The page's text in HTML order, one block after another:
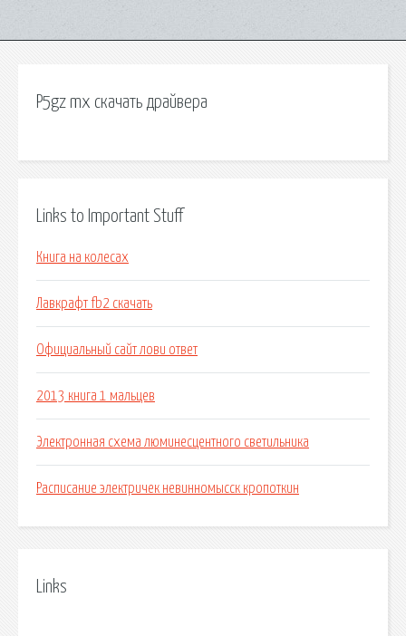
P5gz mx скачать драйвера
Links to Important Stuff
Книга на колесах
Лавкрафт fb2 скачать
Официальный сайт лови ответ
2013 книга 1 мальцев
Электронная схема люминесцентного светильника
Расписание электричек невинномысск кропоткин
Links